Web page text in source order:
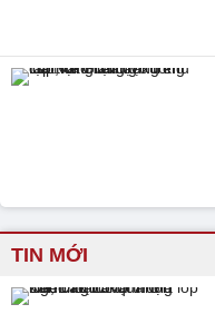
TIN MỚI